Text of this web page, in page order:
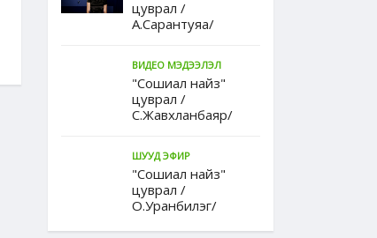
цуврал /
А.Сарантуяа/
ВИДЕО МЭДЭЭЛЭЛ
"Сошиал найз"
цуврал /
С.Жавхланбаяр/
ШУУД ЭФИР
"Сошиал найз"
цуврал /
О.Уранбилэг/